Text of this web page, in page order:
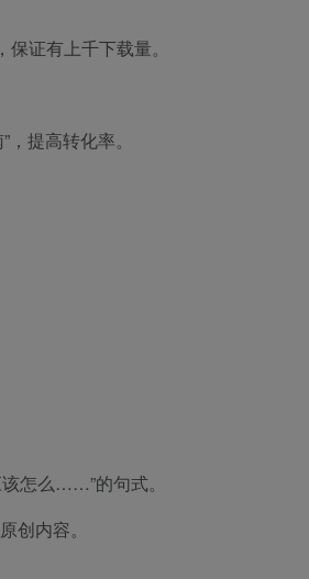
证有上千下载量。
提高转化率。
怎么……”的句式。
创内容。